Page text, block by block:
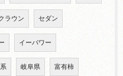
ラウン セダン
イーパワー
岐阜県 富有柿